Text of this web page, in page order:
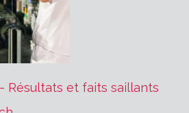
Résultats et faits saillants